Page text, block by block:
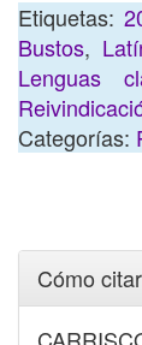
Etiquetas:
Bustos,
Lenguas
Categorías:
Cómo citar